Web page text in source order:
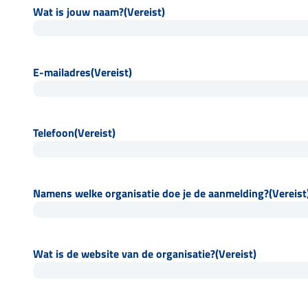
Wat is jouw naam?(Vereist)
E-mailadres(Vereist)
Telefoon(Vereist)
Namens welke organisatie doe je de aanmelding?
Wat is de website van de organisatie?(Vereist)